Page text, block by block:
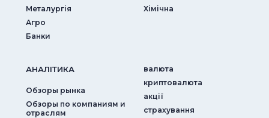
Металургія
Агро
Банки
Хімічна
АНАЛIТИКА
Обзоры рынка
Обзоры по компаниям и
отраслям
валюта
криптовалюта
акції
страхування